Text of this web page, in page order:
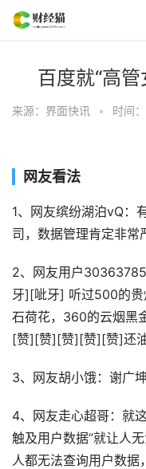
百度就“高
来源：界面快讯 • 时间
网友看法
1、网友缤纷湖泊vQ：
司，数据管理肯定非常
2、网友用户
牙][呲牙] 听过500的
石荷花，360的云烟黑
[赞][赞][赞][赞][赞]还
3、网友胡小饿：谢广
4、网友走心超哥：就
触及用户数据”就让人
人都无法查询用户数据